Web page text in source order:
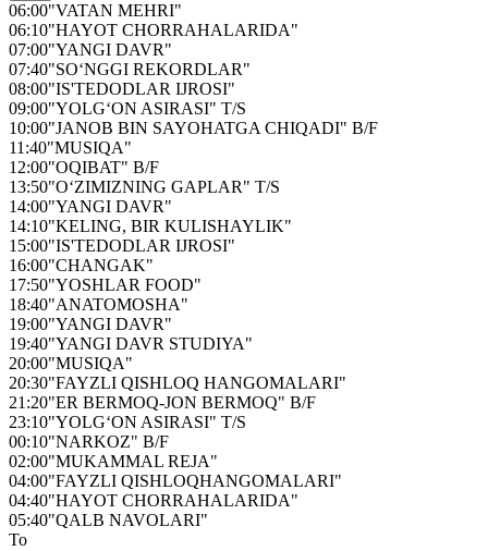
06:00"VATAN MEHRI"
06:10"HAYOT CHORRAHALARIDA"
07:00"YANGI DAVR"
07:40"SO‘NGGI REKORDLAR"
08:00"IS'TEDODLAR IJROSI"
09:00"YOLG‘ON ASIRASI" T/S
10:00"JANOB BIN SAYOHATGA CHIQADI" B/F
11:40"MUSIQA"
12:00"OQIBAT" B/F
13:50"O‘ZIMIZNING GAPLAR" T/S
14:00"YANGI DAVR"
14:10"KELING, BIR KULISHAYLIK"
15:00"IS'TEDODLAR IJROSI"
16:00"CHANGAK"
17:50"YOSHLAR FOOD"
18:40"ANATOMOSHA"
19:00"YANGI DAVR"
19:40"YANGI DAVR STUDIYA"
20:00"MUSIQA"
20:30"FAYZLI QISHLOQ HANGOMALARI"
21:20"ER BERMOQ-JON BERMOQ" B/F
23:10"YOLG‘ON ASIRASI" T/S
00:10"NARKOZ" B/F
02:00"MUKAMMAL REJA"
04:00"FAYZLI QISHLOQHANGOMALARI"
04:40"HAYOT CHORRAHALARIDA"
05:40"QALB NAVOLARI"
To